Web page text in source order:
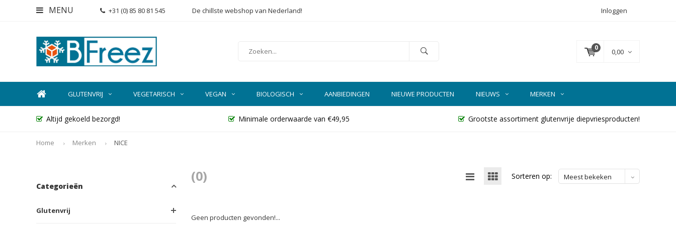
MENU +31 (0) 85 80 81 545 De chillste webshop van Nederland! Inloggen
0 0,00
GLUTENVRIJ VEGETARISCH VEGAN BIOLOGISCH AANBIEDINGEN NIEUWE PRODUCTEN NIEUWS MERKEN
Altijd gekoeld bezorgd! Minimale orderwaarde van €49,95 Grootste assortiment glutenvrije diepvriesproducten!
Home Merken NICE
Categorieën
Glutenvrij
(0) Sorteren op: Meest bekeken
Geen producten gevonden!...